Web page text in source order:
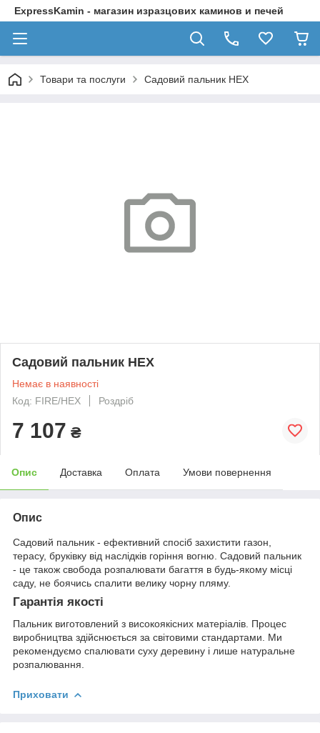
ExpressKamin - магазин изразцових каминов и печей
Товари та послуги Садовий пальник HEX
Садовий пальник HEX
Немає в наявності
Код: FIRE/HEX
Роздріб
7 107 ₴
Опис Доставка Оплата Умови повернення
Опис
Садовий пальник - ефективний спосіб захистити газон,
терасу, бруківку від наслідків горіння вогню. Садовий пальник
- це також свобода розпалювати багаття в будь-якому місці
саду, не боячись спалити велику чорну пляму.
Гарантія якості
Пальник виготовлений з високоякісних матеріалів. Процес
виробництва здійснюється за світовими стандартами. Ми
рекомендуємо спалювати суху деревину і лише натуральне
розпалювання.
Приховати